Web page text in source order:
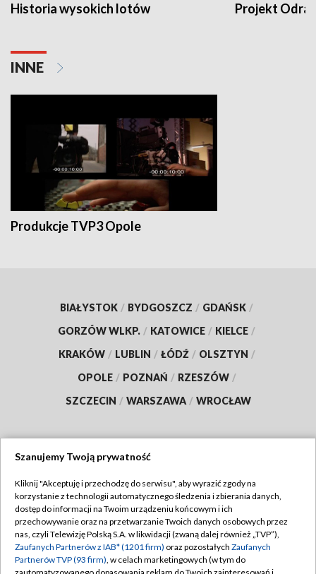
Historia wysokich lotów Projekt Odra
INNE
Produkcje TVP3 Opole
BIAŁYSTOK / BYDGOSZCZ / GDAŃSK /
GORZÓW WLKP. / KATOWICE / KIELCE /
KRAKÓW / LUBLIN / ŁÓDŹ / OLSZTYN /
OPOLE / POZNAŃ / RZESZÓW /
SZCZECIN / WARSZAWA / WROCŁAW
TVP
Abonament TVP
Emisja w TVP
Centrum informacji TVP
Regulamin TVP
Polityka prywatności
Moje zgody
Szanujemy Twoją prywatność
Kliknij "Akceptuję i przechodzę do serwisu", aby wyrazić zgody na
korzystanie z technologii automatycznego śledzenia i zbierania danych,
dostęp do informacji na Twoim urządzeniu końcowym i ich
przechowywanie oraz na przetwarzanie Twoich danych osobowych przez
nas, czyli Telewizję Polską S.A. w likwidacji (zwaną dalej również „TVP”),
Zaufanych Partnerów z IAB* (1201 firm) oraz pozostałych Zaufanych
Partnerów TVP (93 firm), w celach marketingowych (w tym do